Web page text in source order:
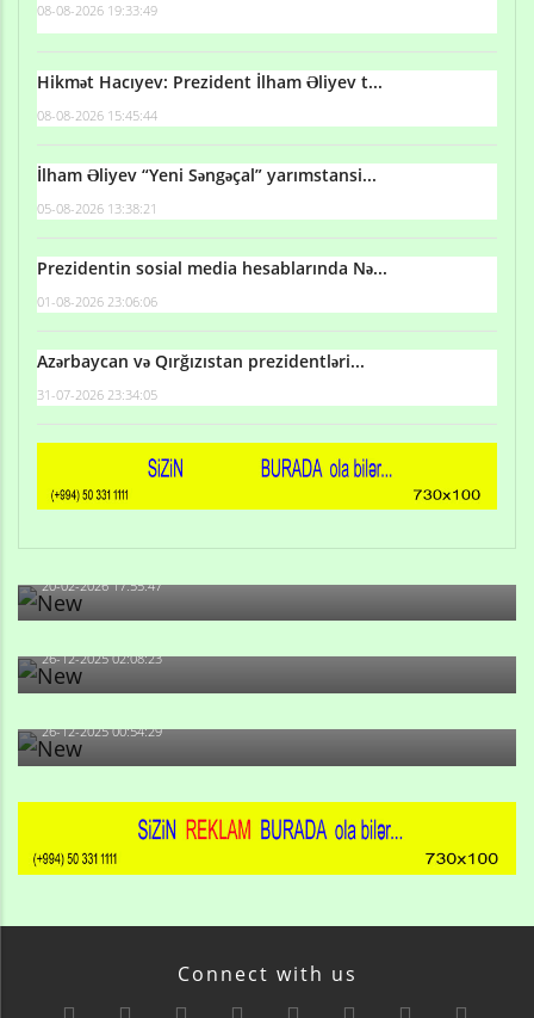
08-08-2026 19:33:49
Hikmət Hacıyev: Prezident İlham Əliyev t...
08-08-2026 15:45:44
İlham Əliyev “Yeni Səngəçal” yarımstansi...
05-08-2026 13:38:21
Prezidentin sosial media hesablarında Nə...
01-08-2026 23:06:06
Azərbaycan və Qırğızıstan prezidentləri...
31-07-2026 23:34:05
Qulu Məhərrəmli: Sosial şəbəkələrdə söyüş niyə artıb?
20-02-2026 17:55:47
Məni bura NAZİR GÖNDƏRİB - 1937-ci ildən fəaliyyətdə
26-12-2025 02:08:23
-Ay qız, sən məhkəməni udmayacaqsan... Sən bilirsən
də, məni...
26-12-2025 00:54:29
Connect with us